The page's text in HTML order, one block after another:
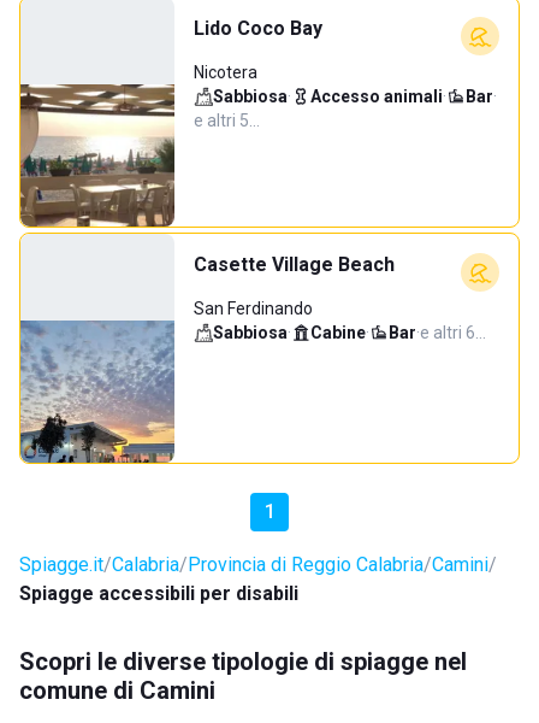
Lido Coco Bay
Nicotera
Sabbiosa· Accesso animali· Bar·
e altri 5…
Casette Village Beach
San Ferdinando
Sabbiosa· Cabine· Bar·e altri 6…
1
Spiagge.it Calabria Provincia di Reggio Calabria Camini
Spiagge accessibili per disabili
Scopri le diverse tipologie di spiagge nel
comune di Camini